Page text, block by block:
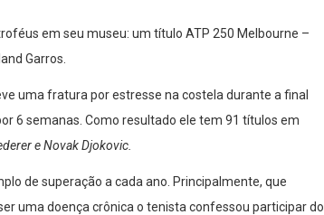
em seu museu: um título ATP 250 Melbourne –
Garros.
uma fratura por estresse na costela durante a final
6 semanas. Como resultado ele tem 91 títulos em
e Novak Djokovic.
de superação a cada ano. Principalmente, que
uma doença crônica o tenista confessou participar do